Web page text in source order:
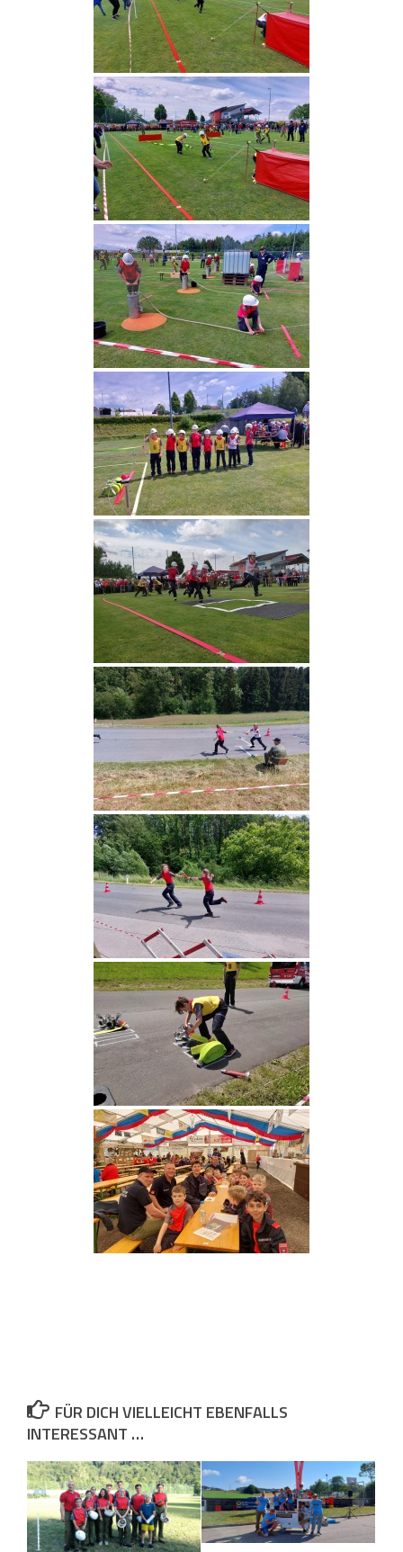
FÜR DICH VIELLEICHT EBENFALLS
INTERESSANT …